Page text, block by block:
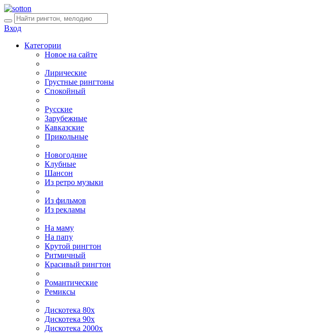
Вход
Категории
Новое на сайте
Лирические
Грустные рингтоны
Спокойный
Русские
Зарубежные
Кавказские
Прикольные
Новогодние
Клубные
Шансон
Из ретро музыки
Из фильмов
Из рекламы
На маму
На папу
Крутой рингтон
Ритмичный
Красивый рингтон
Романтические
Ремиксы
Дискотека 80х
Дискотека 90х
Дискотека 2000х